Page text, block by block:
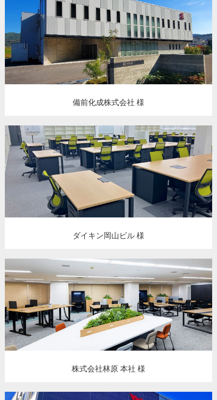
備前化成株式会社 様
ダイキン岡山ビル 様
株式会社林原 本社 様